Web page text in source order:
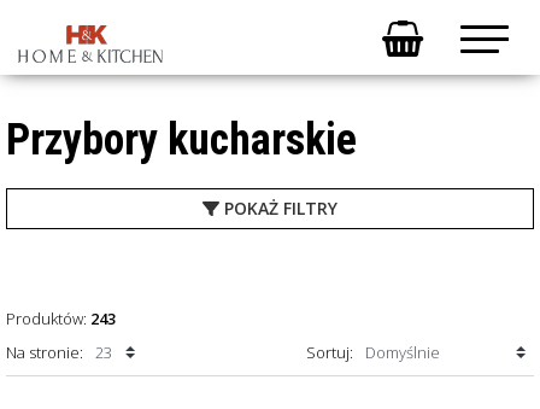
Przybory kucharskie
POKAŻ FILTRY
Produktów: 243
Sortuj:
Na stronie: